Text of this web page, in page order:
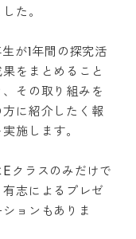
た。
生が1年間の探究活
果をまとめること
、その取り組みを
方に紹介したく報
施します。
Eクラスのみだけで
有志によるプレゼ
ションもありま